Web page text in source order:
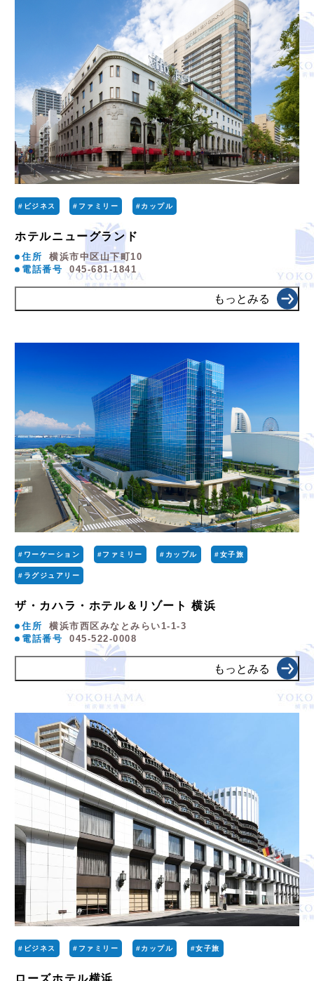
#ビジネス #ファミリー #カップル
ホテルニューグランド
住所
横浜市中区山下町10
電話番号
045-681-1841
もっとみる
#ワーケーション #ファミリー #カップル #女子旅
#ラグジュアリー
ザ・カハラ・ホテル＆リゾート 横浜
住所
横浜市西区みなとみらい1-1-3
電話番号
045-522-0008
もっとみる
#ビジネス #ファミリー #カップル #女子旅
ローズホテル横浜